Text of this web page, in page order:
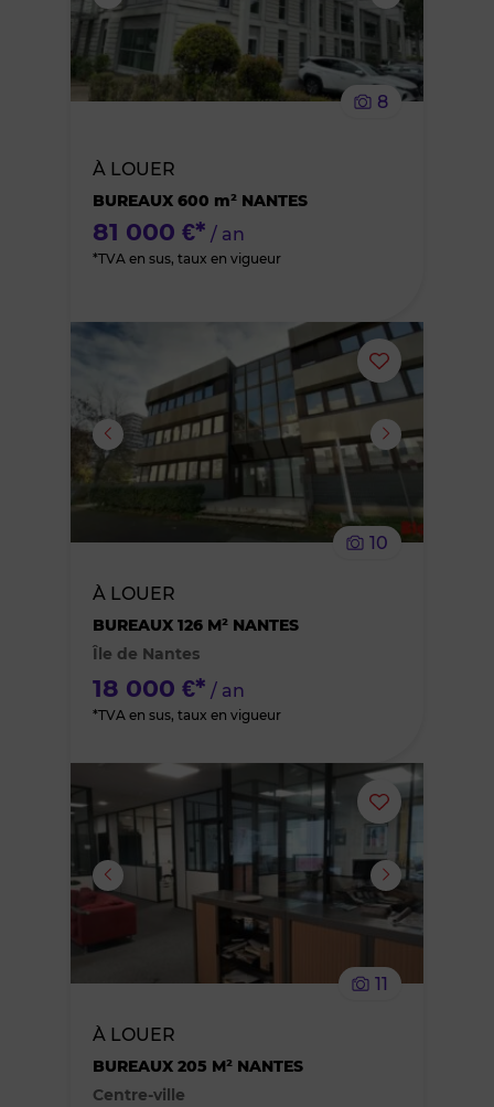
supprimer
le
8
À LOUER
BUREAUX 600 m² NANTES
81 000 €* / an
*TVA en sus, taux en vigueur
Ajouter
ou
supprimer
le
10
À LOUER
BUREAUX 126 M² NANTES
Île de Nantes
18 000 €* / an
*TVA en sus, taux en vigueur
Ajouter
supprimer
11
À LOUER
BUREAUX 205 M² NANTES
Centre-ville